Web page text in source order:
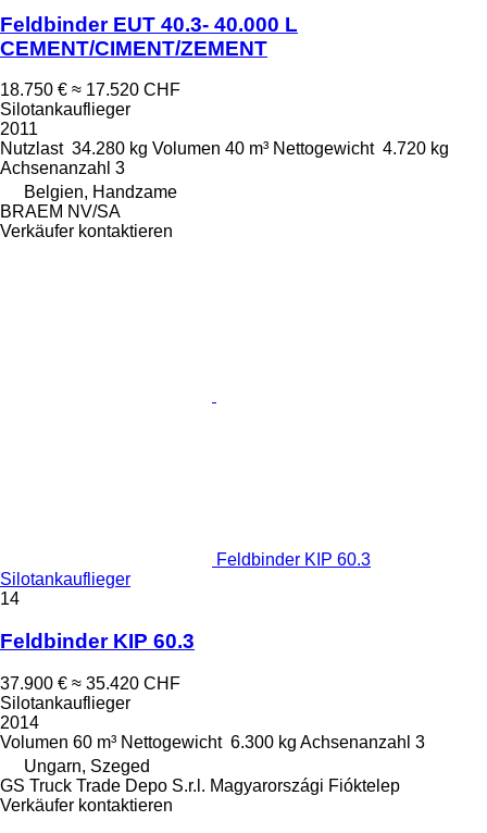
Feldbinder EUT 40.3- 40.000 L
CEMENT/CIMENT/ZEMENT
18.750 € ≈ 17.520 CHF
Silotankauflieger
2011
Nutzlast 34.280 kg Volumen 40 m³ Nettogewicht 4.720 kg
Achsenanzahl 3
Belgien, Handzame
BRAEM NV/SA
Verkäufer kontaktieren
Feldbinder KIP 60.3
Silotankauflieger
14
Feldbinder KIP 60.3
37.900 € ≈ 35.420 CHF
Silotankauflieger
2014
Volumen 60 m³ Nettogewicht 6.300 kg Achsenanzahl 3
Ungarn, Szeged
GS Truck Trade Depo S.r.l. Magyarországi Fióktelep
Verkäufer kontaktieren